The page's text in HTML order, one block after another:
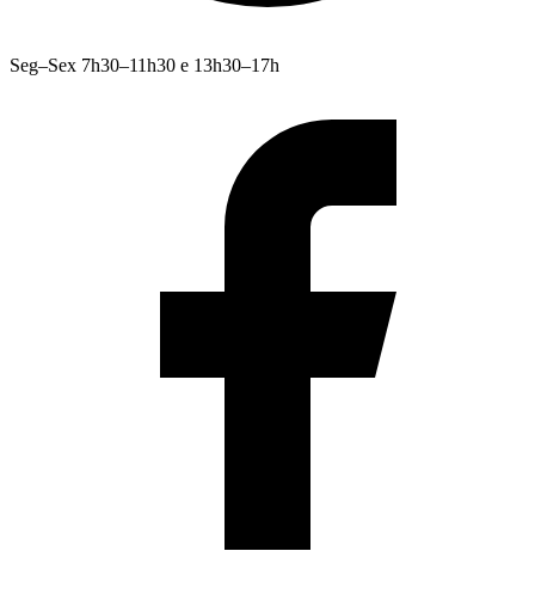
Seg–Sex 7h30–11h30 e 13h30–17h